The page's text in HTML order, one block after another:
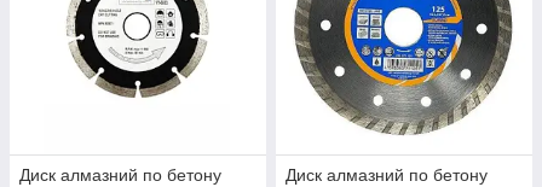
Диск алмазний по бетону
Диск алмазний по бетону